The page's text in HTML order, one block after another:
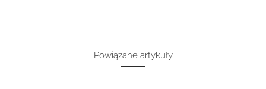
Powiązane artykuły